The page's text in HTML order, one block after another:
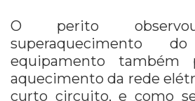
O perito
superaquecimento
equipamento também
aquecimento da rede
curto circuito, e como